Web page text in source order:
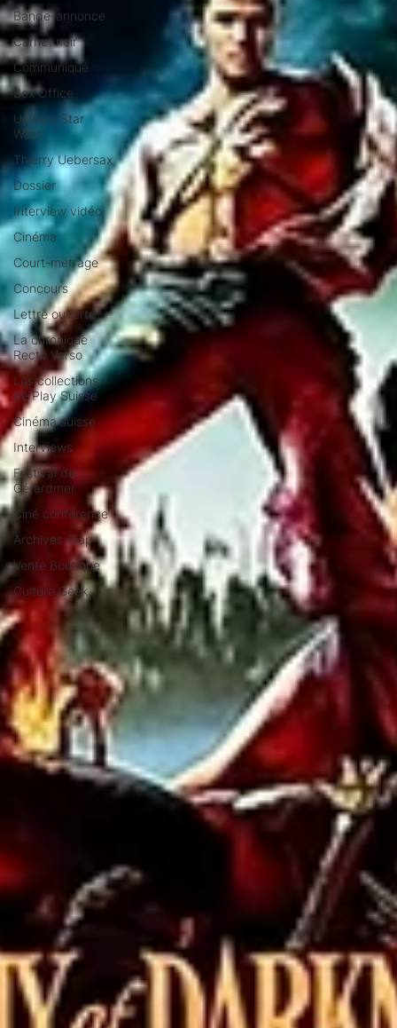
Bande-annonce
Carnet noir
Communiqué
Box Office
Univers Star
Wars
Thierry Uebersax
Dossier
Interview vidéo
Cinéma
Court-métrage
Concours
Lettre ouverte
La chronique
Recto Verso
Les collections
de Play Suisse
Cinéma suisse
Interviews
Festival de
Gérardmer
Ciné conférence
Archives Clap
Vente Boutique
Culture Geek